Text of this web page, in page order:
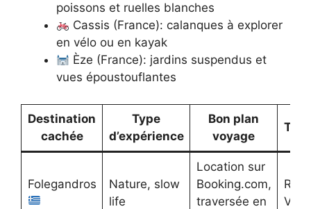
poissons et ruelles blanches
Cassis (France): calanques à explorer
en vélo ou en kayak
Èze (France): jardins suspendus et
vues époustouflantes
Destination
cachée
Type
d’expérience
Bon plan
voyage
Folegandros
Nature, slow
life
Location sur
Booking.com,
traversée en